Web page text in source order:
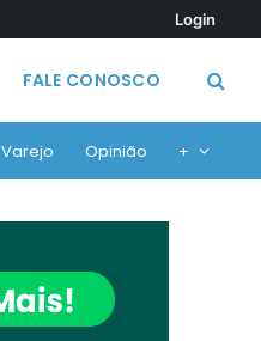
Login
FALE CONOSCO
Varejo Opinião +